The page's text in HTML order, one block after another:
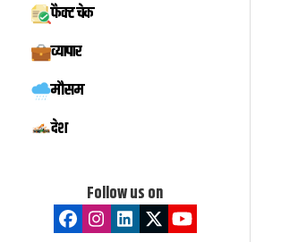
फैक्ट चेक
व्यापार
मौसम
देश
Follow us on